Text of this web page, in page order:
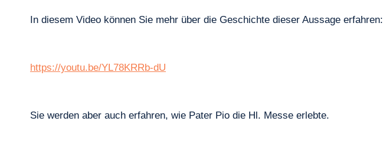
In diesem Video können Sie mehr über die Geschichte dieser Aussage erfahren:
https://youtu.be/YL78KRRb-dU
Sie werden aber auch erfahren, wie Pater Pio die Hl. Messe erlebte.